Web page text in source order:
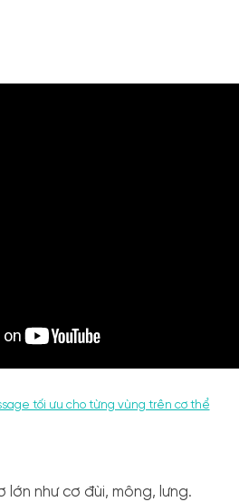
tối ưu cho từng vùng trên cơ thể
lớn như cơ đùi, mông, lưng.